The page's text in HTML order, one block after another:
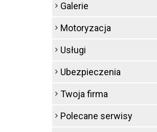
Galerie
Motoryzacja
Usługi
Ubezpieczenia
Twoja firma
Polecane serwisy